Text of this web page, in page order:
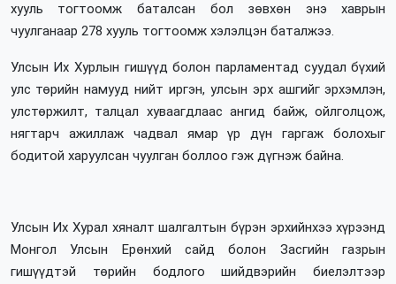
хууль тогтоомж баталсан бол зөвхөн энэ хаврын
чуулганаар 278 хууль тогтоомж хэлэлцэн баталжээ.
Улсын Их Хурлын гишүүд болон парламентад суудал бүхий
улс төрийн намууд нийт иргэн, улсын эрх ашгийг эрхэмлэн,
улстөржилт, талцал хуваагдлаас ангид байж, ойлголцож,
нягтарч ажиллаж чадвал ямар үр дүн гаргаж болохыг
бодитой харуулсан чуулган боллоо гэж дүгнэж байна.
Улсын Их Хурал хяналт шалгалтын бүрэн эрхийнхээ хүрээнд
Монгол Улсын Ерөнхий сайд болон Засгийн газрын
гишүүдтэй төрийн бодлого шийдвэрийн биелэлтээр